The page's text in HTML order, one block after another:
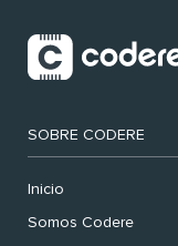
SOBRE CODERE
Inicio
Somos Codere